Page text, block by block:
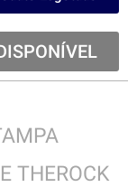
THEROCK